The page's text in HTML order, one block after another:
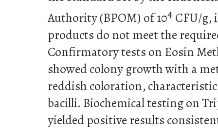
Authority (BPOM) of 104CFU/g,
products do not meet the
Confirmatory tests on Eosin
showed colony growth with a
reddish coloration,
bacilli. Biochemical testing on
yielded positive results